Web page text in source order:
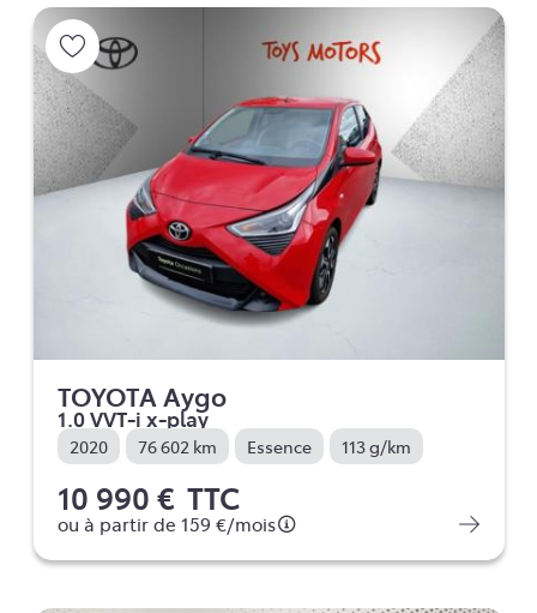
TOYOTA Aygo
1.0 VVT-i x-play
2020 76 602 km Essence 113 g/km
10 990 € TTC
ou à partir de 159 €/mois